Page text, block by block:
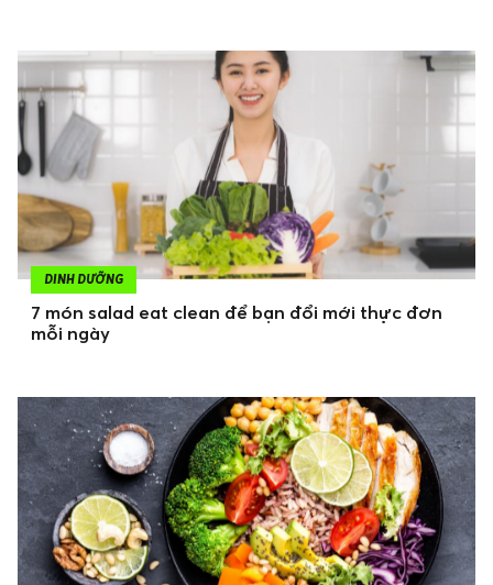
DINH DƯỠNG
7 món salad eat clean để bạn đổi mới thực đơn
mỗi ngày